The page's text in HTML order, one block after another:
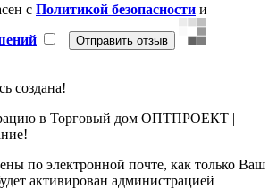
с Политикой безопасности и
создана!
в Торговый дом ОПТПРОЕКТ |
по электронной почте, как только Ваш
активирован администрацией